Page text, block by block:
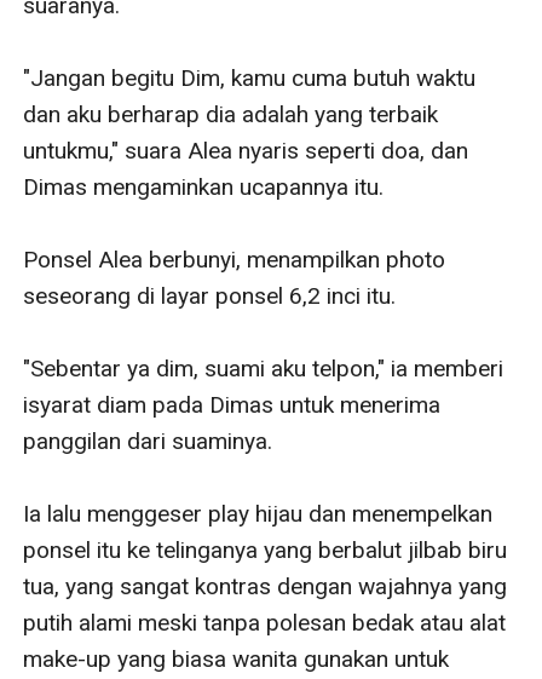
"Jangan begitu Dim, kamu cuma butuh waktu
dan aku berharap dia adalah yang terbaik
untukmu," suara Alea nyaris seperti doa, dan
Dimas mengaminkan ucapannya itu.
Ponsel Alea berbunyi, menampilkan photo
seseorang di layar ponsel 6,2 inci itu.
"Sebentar ya dim, suami aku telpon," ia memberi
isyarat diam pada Dimas untuk menerima
panggilan dari suaminya.
Ia lalu menggeser play hijau dan menempelkan
ponsel itu ke telinganya yang berbalut jilbab biru
tua, yang sangat kontras dengan wajahnya yang
putih alami meski tanpa polesan bedak atau alat
make-up yang biasa wanita gunakan untuk